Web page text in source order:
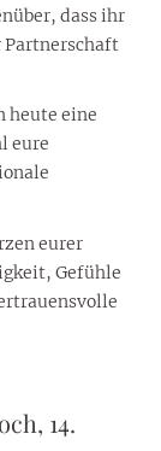
dass ihr
heute eine
eure
eurer
Gefühle
14.